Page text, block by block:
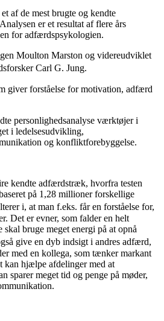
af de mest brugte og kendte
er et resultat af flere års
for adfærdspsykologien.
Moulton Marston og videreudviklet
Carl G. Jung.
giver forståelse for motivation, adfærd
personlighedsanalyse værktøjer i
i ledelsesudvikling,
og konfliktforebyggelse.
kendte adfærdstræk, hvorfra testen
på 1,28 millioner forskellige
i, at man f.eks. får en forståelse for,
Det er evner, som falder en helt
bruge meget energi på at opnå
give en dyb indsigt i andres adfærd,
med en kollega, som tænker markant
kan hjælpe afdelinger med at
sparer meget tid og penge på møder,